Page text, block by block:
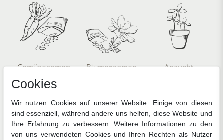
Gemüsesamen Blumensamen Anzucht
Cookies
Wir nutzen Cookies auf unserer Website. Einige von diesen
sind essenziell, während andere uns helfen, diese Website und
Ihre Erfahrung zu verbessern. Weitere Informationen zu den
von uns verwendeten Cookies und Ihren Rechten als Nutzer